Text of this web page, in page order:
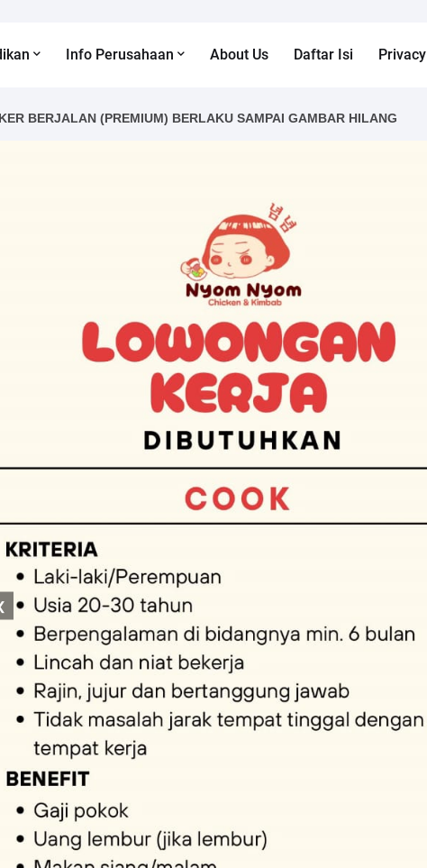
Info Perusahaan About Us Daftar Isi Privacy
BERJALAN (PREMIUM) BERLAKU SAMPAI GAMBAR HILANG